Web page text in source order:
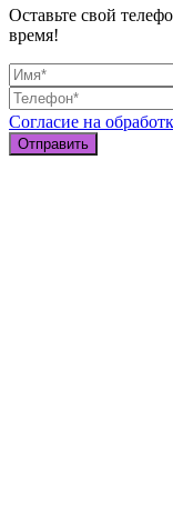
Оставьте свой
время!
Согласие на
Отправить